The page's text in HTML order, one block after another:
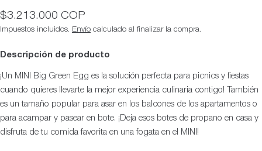
Precio
habitual
$3.213.000 COP
Impuestos incluidos. Envío calculado al finalizar la compra.
Descripción de producto
¡Un MINI Big Green Egg es la solución perfecta para picnics y fiestas
cuando quieres llevarte la mejor experiencia culinaria contigo! También
es un tamaño popular para asar en los balcones de los apartamentos o
para acampar y pasear en bote. ¡Deja esos botes de propano en casa y
disfruta de tu comida favorita en una fogata en el MINI!